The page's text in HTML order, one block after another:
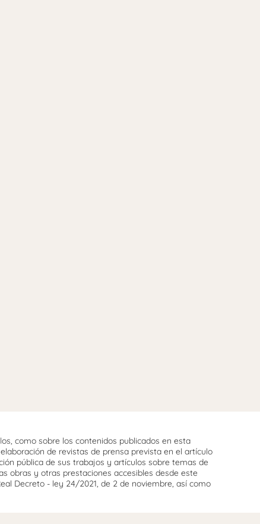
como sobre los contenidos publicados en esta
de revistas de prensa prevista en el artículo
pública de sus trabajos y artículos sobre temas de
obras y otras prestaciones accesibles desde este
Decreto - ley 24/2021, de 2 de noviembre, así como